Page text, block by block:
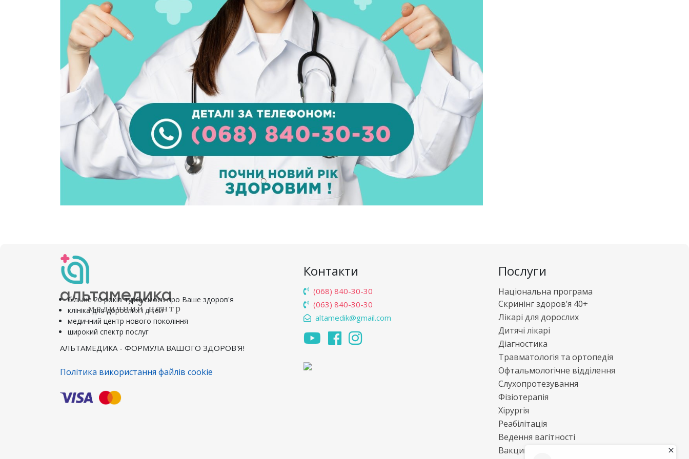
альтамедика
медичний центр
більше 20 років турбуємось про Ваше здоров'я
клініка для дорослих і дітей
медичний центр нового покоління
широкий спектр послуг
АЛЬТАМЕДИКА - ФОРМУЛА ВАШОГО ЗДОРОВ'Я!
Політика використання файлів cookie
Контакти
(068) 840-30-30
(063) 840-30-30
altamedik@gmail.com
Послуги
Національна програма
Скринінг здоров’я 40+
Лікарі для дорослих
Дитячі лікарі
Діагностика
Травматологія та ортопедія
Офтальмологічне відділення
Слухопротезування
Фізіотерапія
Хірургія
Реабілітація
Ведення вагітності
Вакцинація